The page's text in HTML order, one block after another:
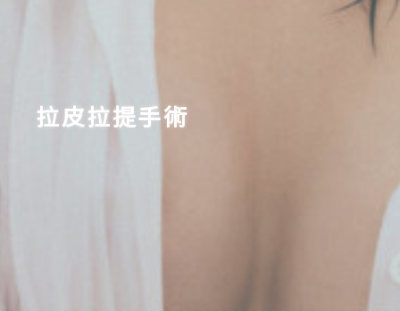
拉皮拉提手術